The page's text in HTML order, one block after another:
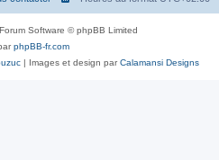
Software © phpBB Limited
phpBB-fr.com
| Images et design parCalamansi Designs